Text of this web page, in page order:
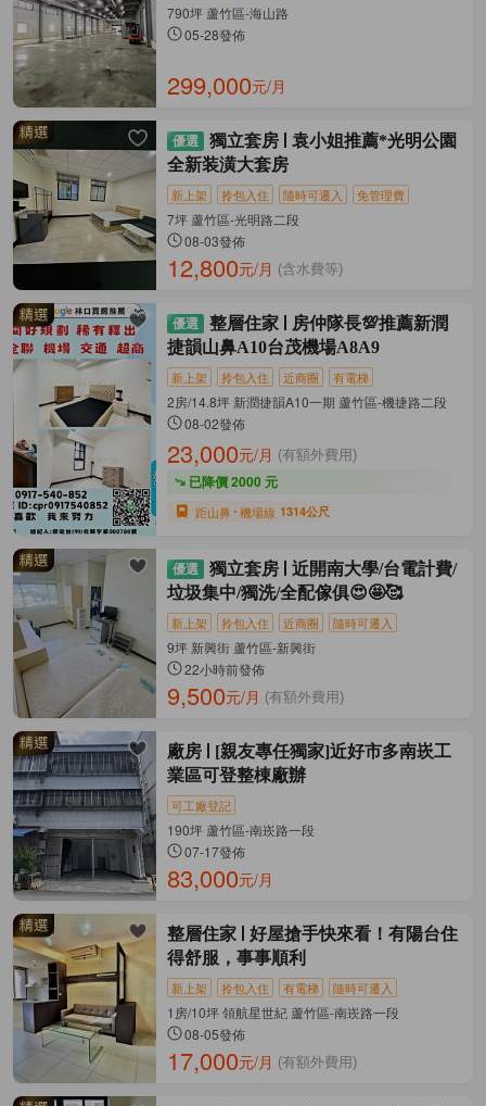
790坪 蘆竹區-海山路
05-28發佈
299,000元/月
獨立套房
袁小姐推薦*光明公園
全新装潢大套房
新上架 拎包入住 隨時可遷入 免管理費
7坪 蘆竹區-光明路二段
08-03發佈
12,800元/月 (含水費等)
整層住家
房仲隊長💯推薦新潤
捷韻山鼻A10台茂機場A8A9
新上架 拎包入住 近商圈 有電梯
2房/14.8坪 新潤捷韻A10一期 蘆竹區-機捷路二段
08-02發佈
23,000元/月 (有額外費用)
已降價 2000 元
距山鼻 機場線 1314公尺
獨立套房
近開南大學/台電計費/
垃圾集中/獨洗/全配傢俱😍🤩🥰
新上架 拎包入住 近商圈 隨時可遷入
9坪 新興街 蘆竹區-新興街
22小時前發佈
9,500元/月 (有額外費用)
廠房
[親友專任獨家]近好市多南崁工
業區可登整棟廠辦
可工廠登記
190坪 蘆竹區-南崁路一段
07-17發佈
83,000元/月
整層住家
好屋搶手快來看！有陽台住
得舒服，事事順利
新上架 拎包入住 有電梯 隨時可遷入
1房/10坪 領航星世紀 蘆竹區-南崁路一段
08-05發佈
17,000元/月 (有額外費用)